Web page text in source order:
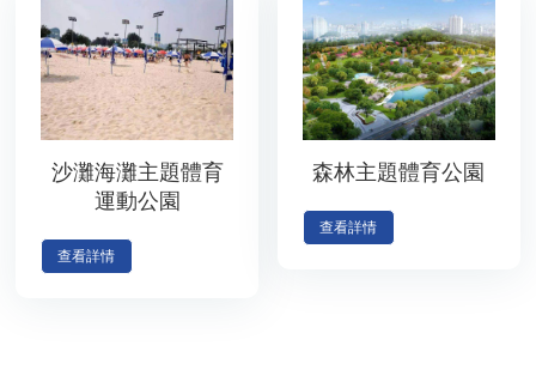
沙灘海灘主題體育
運動公園
查看詳情
森林主題體育公園
查看詳情